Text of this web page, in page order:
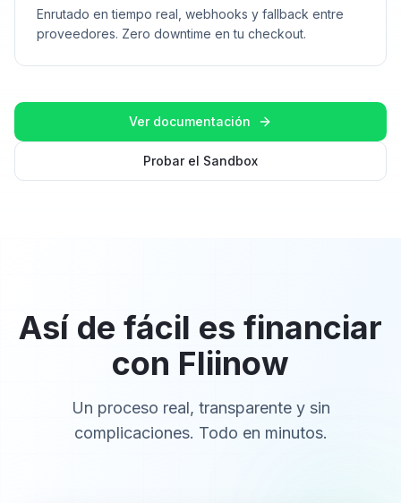
Enrutado en tiempo real, webhooks y fallback entre
proveedores. Zero downtime en tu checkout.
Ver documentación
Probar el Sandbox
Así de fácil es financiar
con Fliinow
Un proceso real, transparente y sin
complicaciones. Todo en minutos.